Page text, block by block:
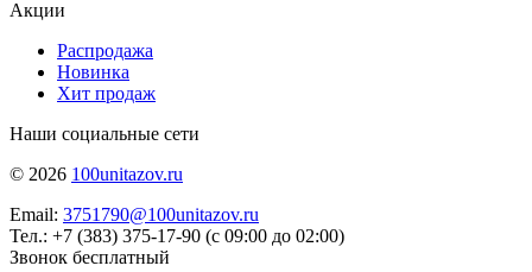
Акции
Распродажа
Новинка
Хит продаж
Наши социальные сети
© 2026 100unitazov.ru
Email: 3751790@100unitazov.ru
Тел.: +7 (383) 375-17-90 (с 09:00 до 02:00)
Звонок бесплатный